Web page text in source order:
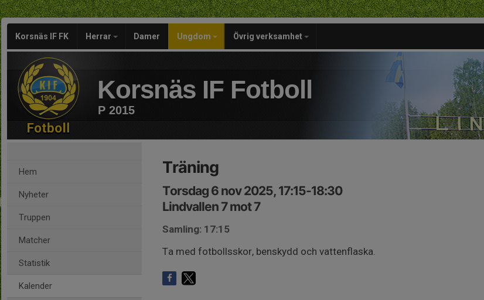
Korsnäs IF FK Herrar Damer Ungdom Övrig verksamhet
Korsnäs IF Fotboll
P 2015
Hem
Nyheter
Truppen
Matcher
Statistik
Kalender
Träning
Torsdag 6 nov 2025, 17:15-18:30
Lindvallen 7 mot 7
Samling: 17:15
Ta med fotbollsskor, benskydd och vattenflaska.